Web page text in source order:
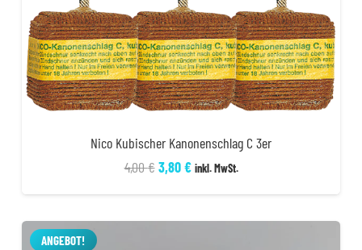
Nico Kubischer Kanonenschlag C 3er
4,00€ Ursprünglicher
3,80€Aktueller
inkl. MwSt.
ANGEBOT!